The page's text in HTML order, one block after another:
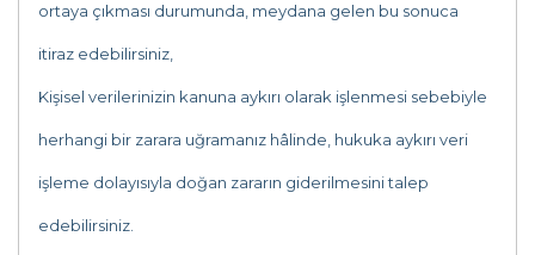
ortaya çıkması durumunda, meydana gelen bu sonuca
itiraz edebilirsiniz,
Kişisel verilerinizin kanuna aykırı olarak işlenmesi sebebiyle
herhangi bir zarara uğramanız hâlinde, hukuka aykırı veri
işleme dolayısıyla doğan zararın giderilmesini talep
edebilirsiniz.